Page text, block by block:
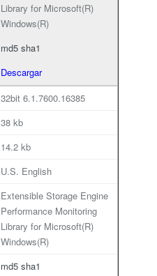
Library for Microsoft(R)
Windows(R)
md5 sha1
Descargar
32bit 6.1.7600.16385
38 kb
14.2 kb
U.S. English
Extensible Storage Engine
Performance Monitoring
Library for Microsoft(R)
Windows(R)
md5 sha1